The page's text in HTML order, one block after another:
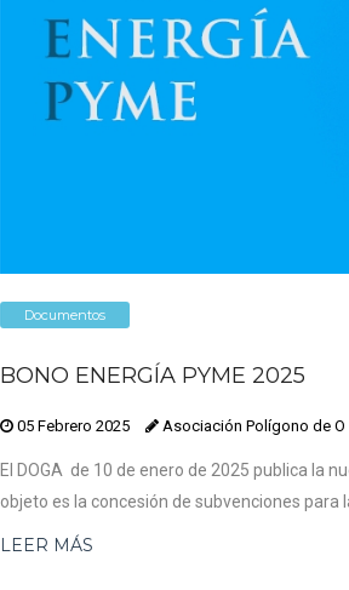
Documentos
BONO ENERGÍA PYME 2025
05 Febrero 2025 Asociación Polígono de O
El DOGA de 10 de enero de 2025 publica la
objeto es la concesión de subvenciones para
LEER MÁS